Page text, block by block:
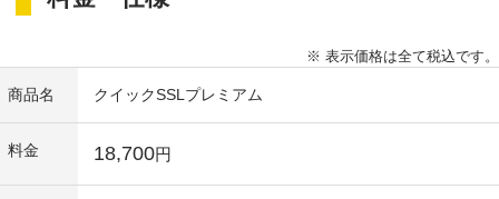
更新について
※ 表示価格は全て税込です。
商品名 クイックSSLプレミアム
料金 18,700円